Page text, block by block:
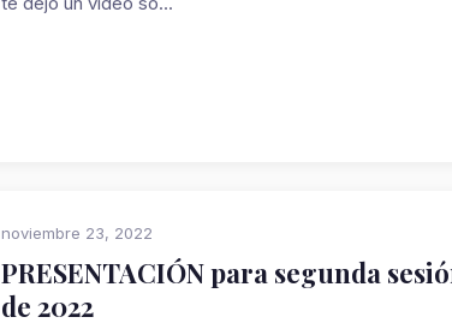
noviembre 23, 2022
PRESENTACIÓN para segunda
de 2022